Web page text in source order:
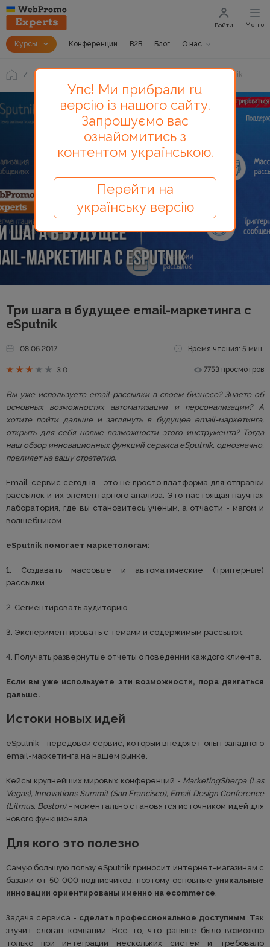
Курсы Конференции B2B Блог О нас
Войти Меню
Блог Три шага в будущее email-маркетинга с eSputnik
Три шага в будущее email-маркетинга с
eSputnik
08.06.2017 Время чтения: 5 мин.
3.0 7753 просмотров
Вы уже используете email-рассылки в своем бизнесе? Знаете об
основных возможностях автоматизации и персонализации? А
хотите пойти дальше и заглянуть в будущее email-маркетинга,
открыть для себя новые возможности этого инструмента? Тогда
наш обзор инновационных функций сервиса eSputnik, однозначно,
повлияет на вашу стратегию.
Email-сервис сегодня - это не просто платформа для отправки
рассылок и их элементарного анализа. Это настоящая научная
лаборатория, где вы становитесь ученым, а отчасти - магом и
волшебником.
eSputnik помогает маркетологам:
1. Создавать массовые и автоматические (триггерные)
рассылки.
2. Сегментировать аудиторию.
3. Экспериментировать с темами и содержимым рассылок.
4. Получать развернутые отчеты о поведении каждого клиента.
Если вы уже используете эти возможности, пора двигаться
дальше.
Истоки новых идей
eSputnik - передовой сервис, который внедряет опыт западного
email-маркетинга на нашем рынке.
Кейсы крупнейших мировых конференций - MarketingSherpa (Las
Vegas), Innovations Summit (San Francisco), Email Design Conference
(Litmus, Boston)- моментально становятся источником идей для
нового функционала.
Для кого это полезно
Самую большую пользу eSputnik приносит интернет-магазинам с
базами от 50 000 подписчиков, поэтому основные уникальные
инновации ориентированы именно на ecommerce.
Задача сервиса - сделать профессиональное доступным. Так
звучит слоган компании. Все то, что раньше было возможно
только при интеграции нескольких систем и требовало
Упс! Ми прибрали ru
версію із нашого сайту.
Запрошуємо вас
ознайомитись з
контентом українською.
Перейти на
українську версію